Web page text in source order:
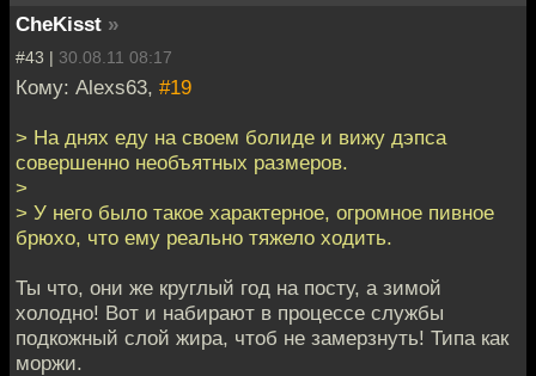
CheKisst »
#43 | 30.08.11 08:17
Кому: Alexs63, #19
> На днях еду на своем болиде и вижу дэпса
совершенно необъятных размеров.
>
> У него было такое характерное, огромное пивное
брюхо, что ему реально тяжело ходить.
Ты что, они же круглый год на посту, а зимой
холодно! Вот и набирают в процессе службы
подкожный слой жира, чтоб не замерзнуть! Типа как
моржи.